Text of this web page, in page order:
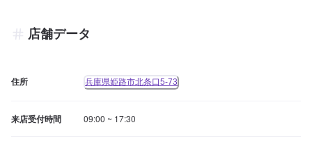
店舗データ
住所 兵庫県姫路市北条口5-73
来店受付時間 09:00 ~ 17:30